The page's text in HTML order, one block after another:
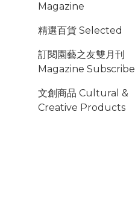
Magazine
精選百貨 Selected
訂閱園藝之友雙月刊
Magazine Subscribe
文創商品 Cultural &
Creative Products